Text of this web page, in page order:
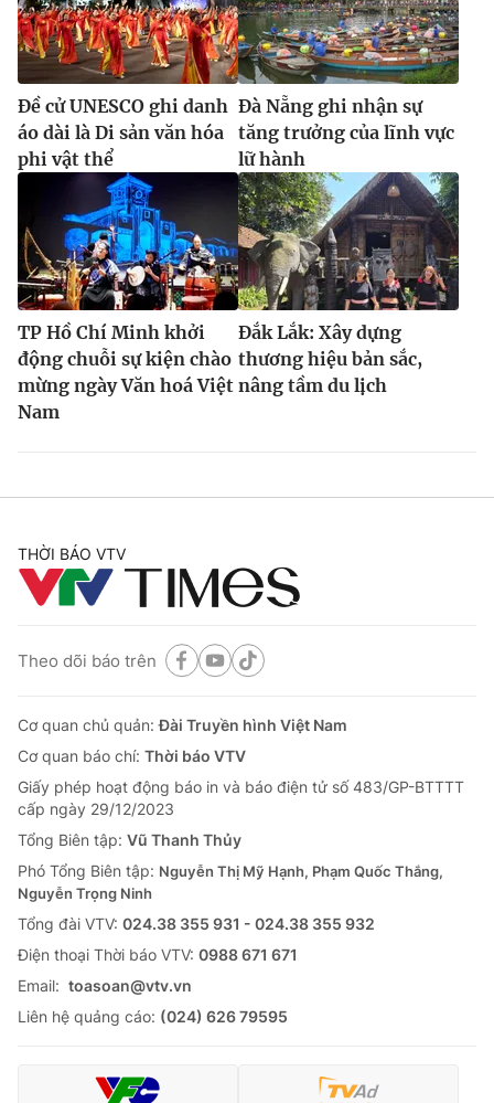
Đề cử UNESCO ghi danh
áo dài là Di sản văn hóa
phi vật thể
Đà Nẵng ghi nhận sự
tăng trưởng của lĩnh vực
lữ hành
TP Hồ Chí Minh khởi
động chuỗi sự kiện chào
mừng ngày Văn hoá Việt
Nam
Đắk Lắk: Xây dựng
thương hiệu bản sắc,
nâng tầm du lịch
THỜI BÁO VTV
Theo dõi báo trên
Cơ quan chủ quản:Đài Truyền hình Việt Nam
Cơ quan báo chí: Thời báo VTV
Giấy phép hoạt động báo in và báo điện tử số 483/GP-BTTTT
cấp ngày 29/12/2023
Tổng Biên tập: Vũ Thanh Thủy
Phó Tổng Biên tập: Nguyễn Thị Mỹ Hạnh, Phạm Quốc Thắng,
Nguyễn Trọng Ninh
Tổng đài VTV: 024.38 355 931 - 024.38 355 932
Ðiện thoại Thời báo VTV: 0988 671 671
Email: toasoan@vtv.vn
Liên hệ quảng cáo: (024) 626 79595